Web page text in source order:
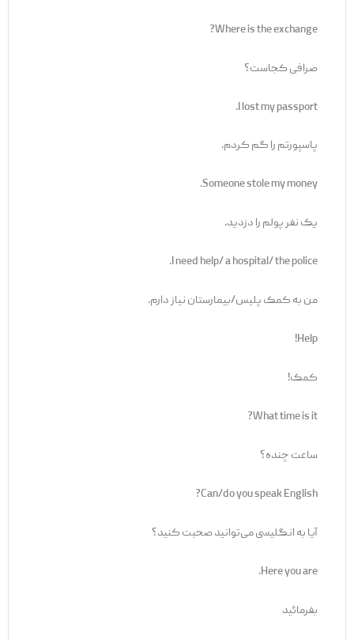
Where is the exchange?
صرافی کجاست؟
I lost my passport.
پاسپورتم را گم کردم.
Someone stole my money.
یک نفر پولم را دزدید.
I need help/ a hospital/ the police.
من به کمک پلیس/بیمارستان نیاز دارم.
Help!
کمک!
What time is it?
ساعت چنده؟
Can/do you speak English?
آیا به انگلیسی می‌توانید صحبت کنید؟
Here you are.
بفرمائید